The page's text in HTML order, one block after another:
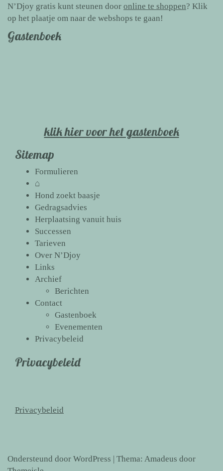
N’Djoy gratis kunt steunen door online te shoppen? Klik
op het plaatje om naar de webshops te gaan!
Gastenboek
klik hier voor het gastenboek
Sitemap
Formulieren
⌂
Hond zoekt baasje
Gedragsadvies
Herplaatsing vanuit huis
Successen
Tarieven
Over N’Djoy
Links
Archief
Berichten
Contact
Gastenboek
Evenementen
Privacybeleid
Privacybeleid
Privacybeleid
Ondersteund door WordPress | Thema: Amadeus door